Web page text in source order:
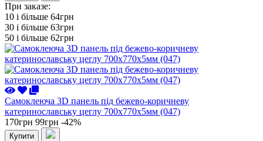
При заказе:
10 i більше 64грн
30 i більше 63грн
50 i більше 62грн
Самоклеюча 3D панель під бежево-коричневу
катеринославську цеглу 700x770x5мм (047)
170грн 99грн -42%
Купити